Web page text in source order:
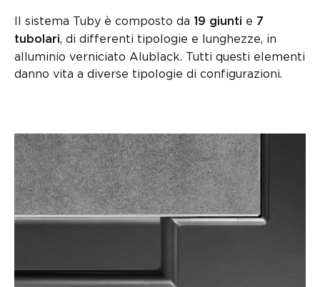
Il sistema Tuby è composto da 19 giunti e 7
tubolari, di differenti tipologie e lunghezze, in
alluminio verniciato Alublack. Tutti questi elementi
danno vita a diverse tipologie di configurazioni.